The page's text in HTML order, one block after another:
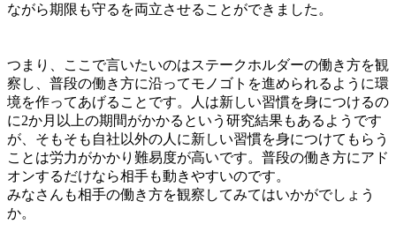
ながら期限も守るを両立させることができました。
つまり、ここで言いたいのはステークホルダーの働き方を観
察し、普段の働き方に沿ってモノゴトを進められるように環
境を作ってあげることです。人は新しい習慣を身につけるの
に2か月以上の期間がかかるという研究結果もあるようです
が、そもそも自社以外の人に新しい習慣を身につけてもらう
ことは労力がかかり難易度が高いです。普段の働き方にアド
オンするだけなら相手も動きやすいのです。
みなさんも相手の働き方を観察してみてはいかがでしょう
か。